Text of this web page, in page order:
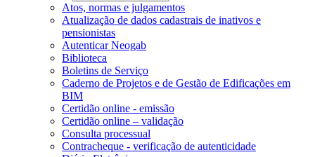
Atos, normas e julgamentos
Atualização de dados cadastrais de inativos e
pensionistas
Autenticar Neogab
Biblioteca
Boletins de Serviço
Caderno de Projetos e de Gestão de Edificações em
BIM
Certidão online - emissão
Certidão online – validação
Consulta processual
Contracheque - verificação de autenticidade